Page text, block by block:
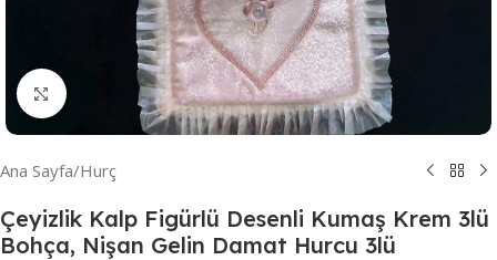
Resmi Büyüt
Ana Sayfa/Hurç
Çeyizlik Kalp Figürlü Desenli Kumaş Krem 3lü
Bohça, Nişan Gelin Damat Hurcu 3lü